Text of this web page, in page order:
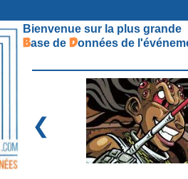
Bienvenue sur la plus grande
Base de Données de
❮